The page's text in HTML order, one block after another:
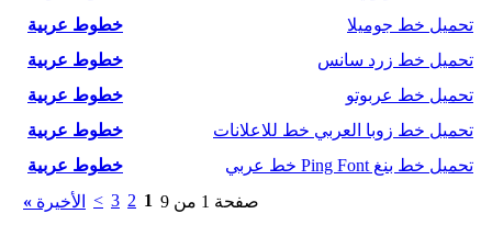
تحميل خط جوميلا
خطوط عربية
تحميل خط زرد سانس
خطوط عربية
تحميل خط عربوتو
خطوط عربية
تحميل خط زوبا العربي خط للاعلانات
خطوط عربية
تحميل خط بنغ Ping Font خط عربي
خطوط عربية
صفحة 1 من 9
1
2
3
> الأخيرة »